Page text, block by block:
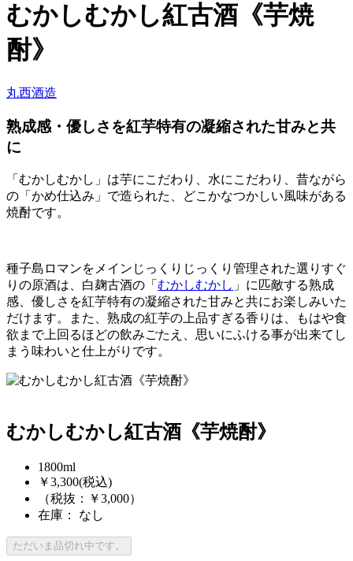
むかしむかし紅古酒《芋焼
酎》
丸西酒造
熟成感・優しさを紅芋特有の凝縮された甘みと共
に
「むかしむかし」は芋にこだわり、水にこだわり、昔ながら
の「かめ仕込み」で造られた、どこかなつかしい風味がある
焼酎です。
種子島ロマンをメインじっくりじっくり管理された選りすぐ
りの原酒は、白麹古酒の「 むかしむかし 」に匹敵する熟成
感、優しさを紅芋特有の凝縮された甘みと共にお楽しみいた
だけます。また、熟成の紅芋の上品すぎる香りは、もはや食
欲まで上回るほどの飲みごたえ、思いにふける事が出来てし
まう味わいと仕上がりです。
むかしむかし紅古酒《芋焼酎》
1800ml
￥3,300(税込)
（税抜：￥3,000）
在庫： なし
ただいま品切れ中です。